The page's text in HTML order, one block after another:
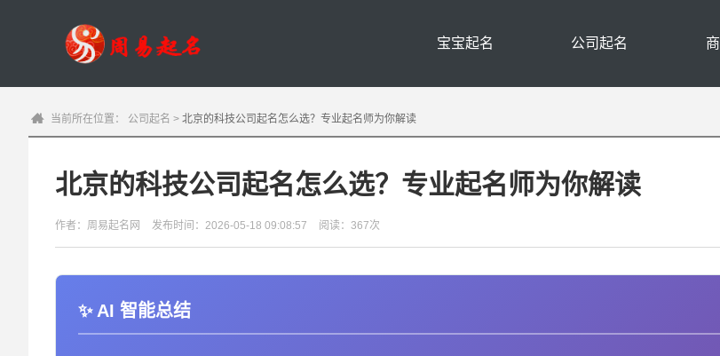
宝宝起名 公司起名
当前所在位置： 公司起名 > 北京的科技公司起名怎么选？专业起名师为你解读
北京的科技公司起名怎么选？专业起名师为你解读
作者：周易起名网 发布时间：2026-05-18 09:08:57 阅读：367次
AI 智能总结